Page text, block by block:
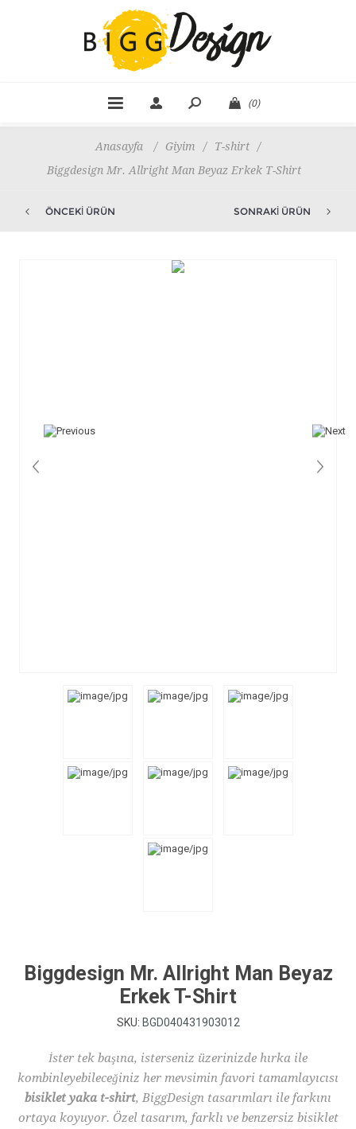
(0)
Anasayfa / Giyim / T-shirt
/
Biggdesign Mr. Allright Man Beyaz Erkek T-Shirt
ÖNCEKI ÜRÜN SONRAKI ÜRÜN
Biggdesign Mr. Allright Man Beyaz
Erkek T-Shirt
SKU: BGD040431903012
İster tek başına, isterseniz üzerinizde hırka ile
kombinleyebileceğiniz her mevsimin favori tamamlayıcısı
bisiklet yaka t-shirt, BiggDesign tasarımları ile farkını
ortaya koyuyor. Özel tasarım, farklı ve benzersiz bisiklet